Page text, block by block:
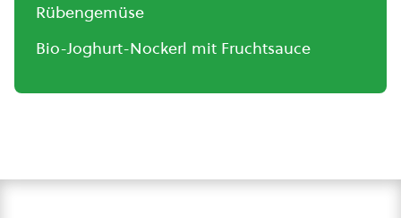
Rübengemüse
Bio-Joghurt-Nockerl mit Fruchtsauce